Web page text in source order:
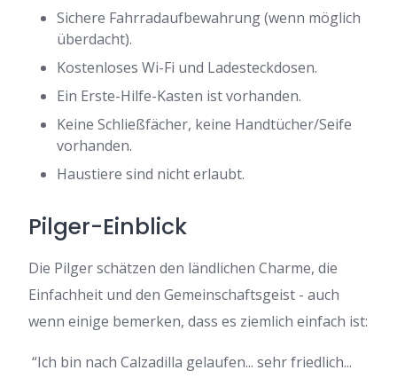
Sichere Fahrradaufbewahrung (wenn möglich
überdacht).
Kostenloses Wi-Fi und Ladesteckdosen.
Ein Erste-Hilfe-Kasten ist vorhanden.
Keine Schließfächer, keine Handtücher/Seife
vorhanden.
Haustiere sind nicht erlaubt.
Pilger-Einblick
Die Pilger schätzen den ländlichen Charme, die
Einfachheit und den Gemeinschaftsgeist - auch
wenn einige bemerken, dass es ziemlich einfach ist:
“Ich bin nach Calzadilla gelaufen... sehr friedlich...